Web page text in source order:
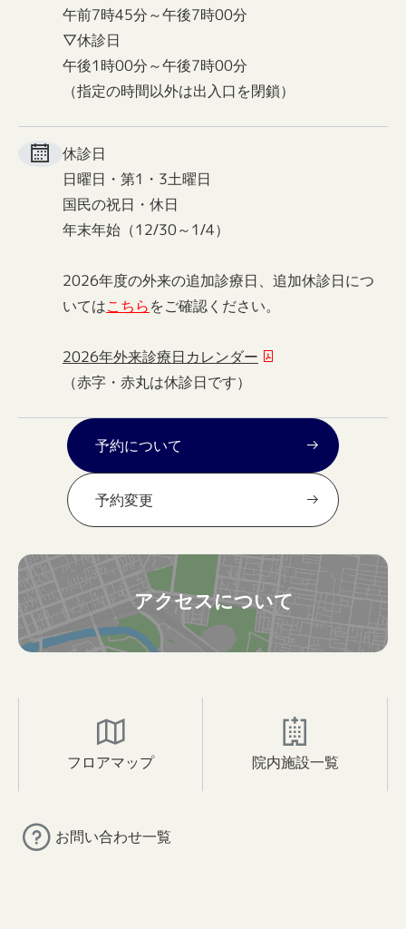
午前7時45分～午後7時00分
▽休診日
午後1時00分～午後7時00分
（指定の時間以外は出入口を閉鎖）
休診日
日曜日・第1・3土曜日
国民の祝日・休日
年末年始（12/30～1/4）
2026年度の外来の追加診療日、追加休診日につ
いてはこちらをご確認ください。
2026年外来診療日カレンダー
（赤字・赤丸は休診日です）
予約について
予約変更
アクセスについて
フロアマップ 院内施設一覧
お問い合わせ一覧